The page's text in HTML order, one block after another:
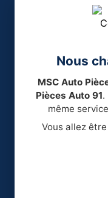
Nous
MSC Auto
Pièces Auto 91.
même
Vous allez